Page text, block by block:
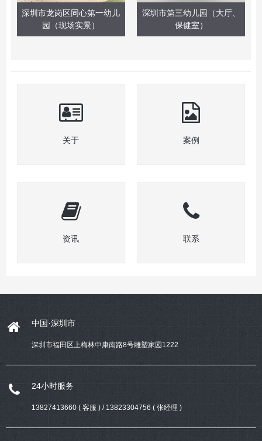
深圳市龙岗区同心第一幼儿
园（现场实景）
深圳市第三幼儿园（大厅、
保健室）
关于 案例
资讯 联系
中国·深圳市
深圳市福田区上梅林中康南路8号雕塑家园1222
24小时服务
13827413660 ( 客服 ) / 13823304756 ( 张经理 )